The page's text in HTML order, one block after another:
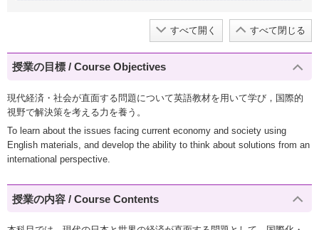
すべて開く すべて閉じる
授業の目標 / Course Objectives
現代経済・社会が直面する問題について英語教材を用いて学び，国際的
視野で解決策を考える力を養う。
To learn about the issues facing current economy and society using
English materials, and develop the ability to think about solutions from an
international perspective.
授業の内容 / Course Contents